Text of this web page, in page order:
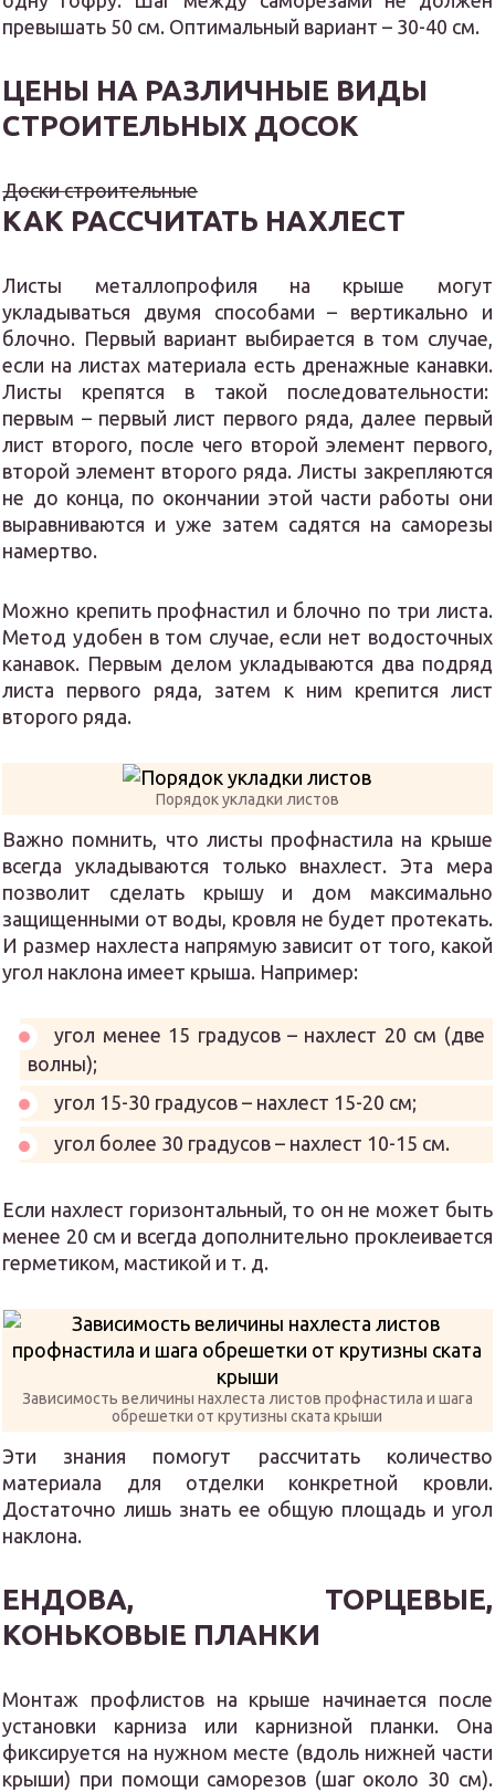
превышать 50 см. Оптимальный вариант – 30-40 см.
ЦЕНЫ НА РАЗЛИЧНЫЕ ВИДЫ
СТРОИТЕЛЬНЫХ ДОСОК
Доски строительные
КАК РАССЧИТАТЬ НАХЛЕСТ
Листы металлопрофиля на крыше могут
укладываться двумя способами – вертикально и
блочно. Первый вариант выбирается в том случае,
если на листах материала есть дренажные канавки.
Листы крепятся в такой последовательности:
первым – первый лист первого ряда, далее первый
лист второго, после чего второй элемент первого,
второй элемент второго ряда. Листы закрепляются
не до конца, по окончании этой части работы они
выравниваются и уже затем садятся на саморезы
намертво.
Можно крепить профнастил и блочно по три листа.
Метод удобен в том случае, если нет водосточных
канавок. Первым делом укладываются два подряд
листа первого ряда, затем к ним крепится лист
второго ряда.
Порядок укладки листов
Важно помнить, что листы профнастила на крыше
всегда укладываются только внахлест. Эта мера
позволит сделать крышу и дом максимально
защищенными от воды, кровля не будет протекать.
И размер нахлеста напрямую зависит от того, какой
угол наклона имеет крыша. Например:
угол менее 15 градусов – нахлест 20 см (две
волны);
угол 15-30 градусов – нахлест 15-20 см;
угол более 30 градусов – нахлест 10-15 см.
Если нахлест горизонтальный, то он не может быть
менее 20 см и всегда дополнительно проклеивается
герметиком, мастикой и т. д.
Зависимость величины нахлеста листов профнастила и шага
обрешетки от крутизны ската крыши
Эти знания помогут рассчитать количество
материала для отделки конкретной кровли.
Достаточно лишь знать ее общую площадь и угол
наклона.
ЕНДОВА, ТОРЦЕВЫЕ,
КОНЬКОВЫЕ ПЛАНКИ
Монтаж профлистов на крыше начинается после
установки карниза или карнизной планки. Она
фиксируется на нужном месте (вдоль нижней части
крыши) при помощи саморезов (шаг около 30 см).